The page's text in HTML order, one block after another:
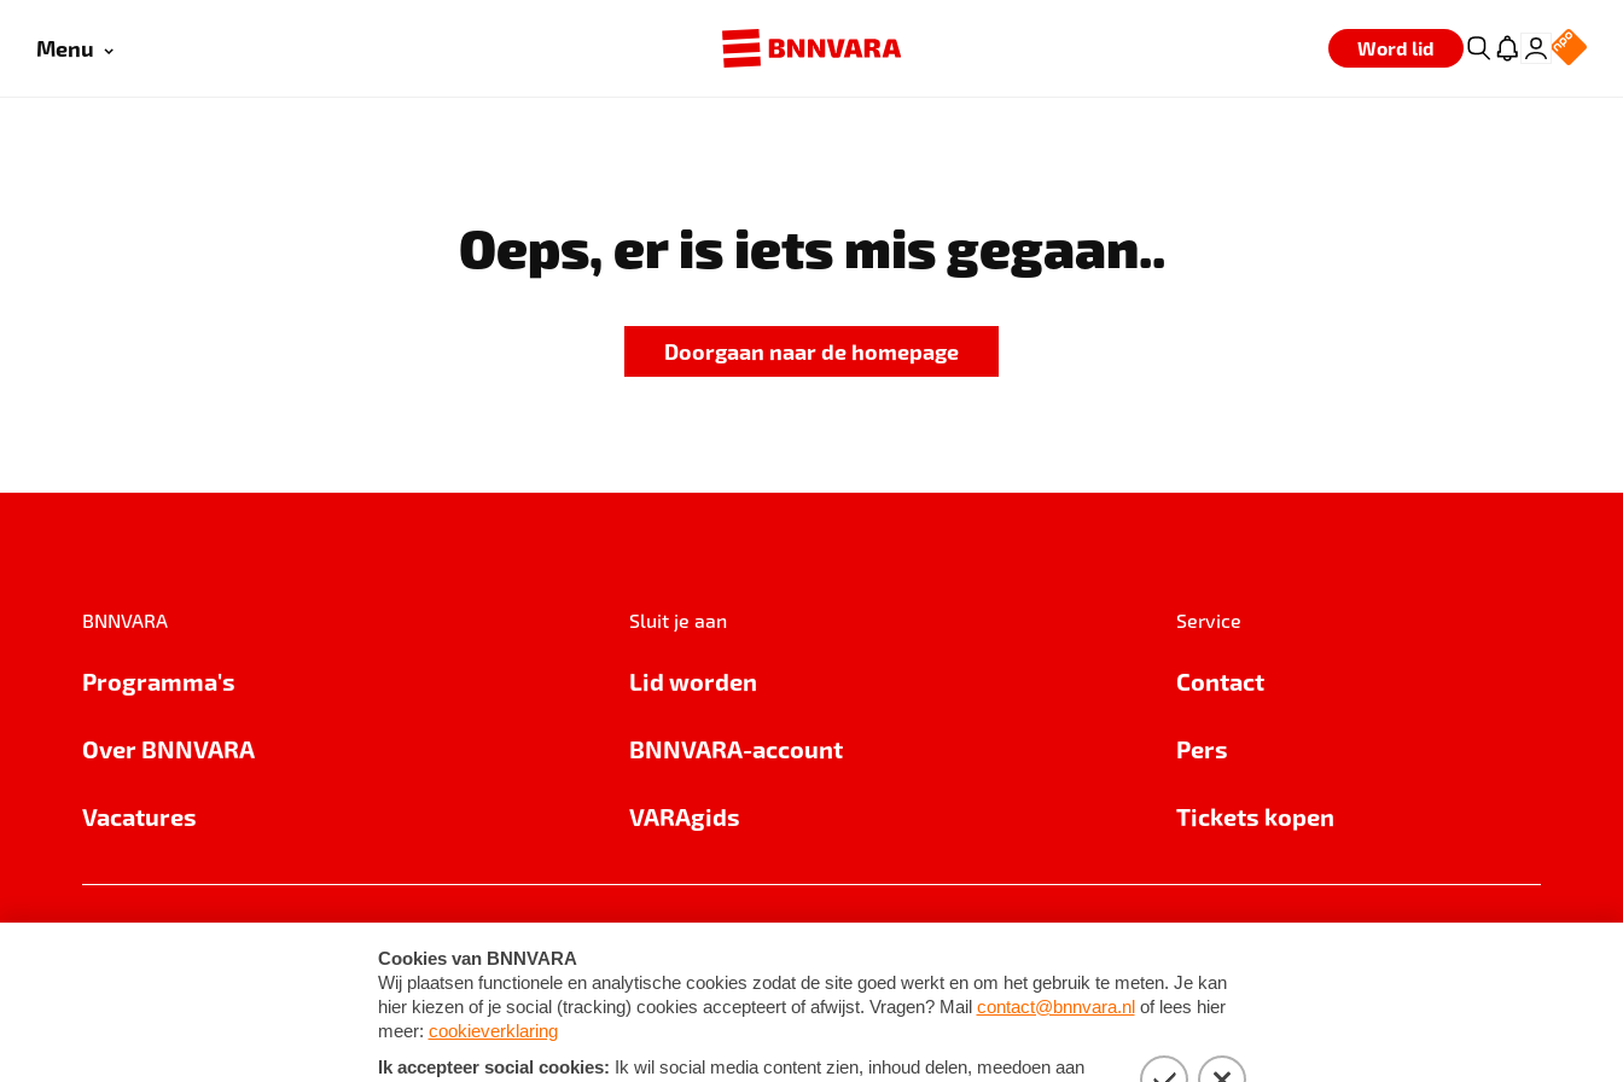
Menu Word lid
Oeps, er is iets mis gegaan..
Doorgaan naar de homepage
BNNVARA
Programma's
Over BNNVARA
Vacatures
Sluit je aan
Lid worden
BNNVARA-account
VARAgids
Service
Contact
Pers
Tickets kopen
Cookie-instellingen Algemene voorwaarden ©2026BNNVARA